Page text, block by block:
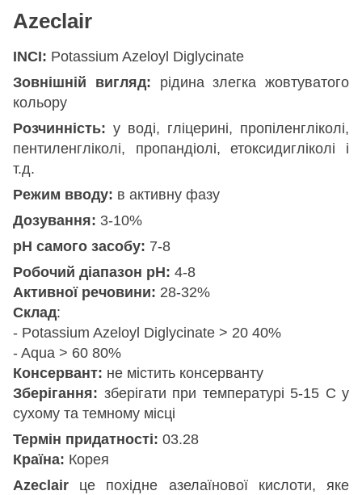
Azeclair
INCI: Potassium Azeloyl Diglycinate
Зовнішній вигляд: рідина злегка жовтуватого
кольору
Розчинність: у воді, гліцерині, пропіленгліколі,
пентиленгліколі, пропандіолі, етоксидигліколі і
т.д.
Режим вводу: в активну фазу
Дозування: 3-10%
рН самого засобу: 7-8
Робочий діапазон рН: 4-8
Активної речовини: 28-32%
Склад:
- Potassium Azeloyl Diglycinate > 20 40%
- Aqua > 60 80%
Консервант: не містить консерванту
Зберігання: зберігати при температурі 5-15 С у
сухому та темному місці
Термін придатності: 03.28
Країна: Корея
Azeclair це похідне азелаїнової кислоти, яке